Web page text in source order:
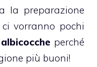
la preparazione
vorranno pochi
albicocche perché
più buoni!